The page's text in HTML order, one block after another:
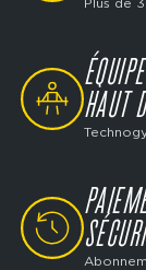
SVG
HAUT
SVG